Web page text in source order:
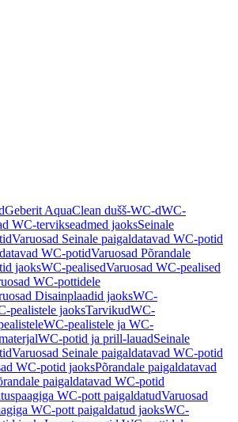
Geberit AquaClean dušš-WC-dWC-
WC-tervikseadmed jaoksSeinale
Varuosad Seinale paigaldatavad WC-potid
WC-potidVaruosad Põrandale
jaoksWC-pealisedVaruosad WC-pealised
WC-pottidele
Disainplaadid jaoksWC-
pealistele jaoksTarvikudWC-
WC-pealistele ja WC-
WC-potid ja prill-lauadSeinale
Varuosad Seinale paigaldatavad WC-potid
WC-potid jaoksPõrandale paigaldatavad
paigaldatavad WC-potid
WC-pott paigaldatudVaruosad
WC-pott paigaldatud jaoksWC-